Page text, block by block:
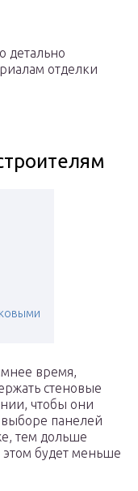
детально
отделки
время,
стеновые
чтобы они
панелей
тем дольше
этом будет меньше